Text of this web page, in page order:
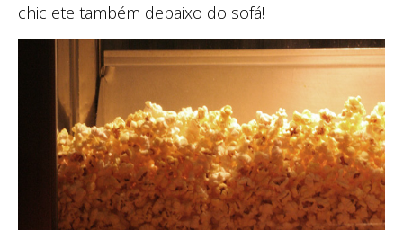
chiclete também debaixo do sofá!